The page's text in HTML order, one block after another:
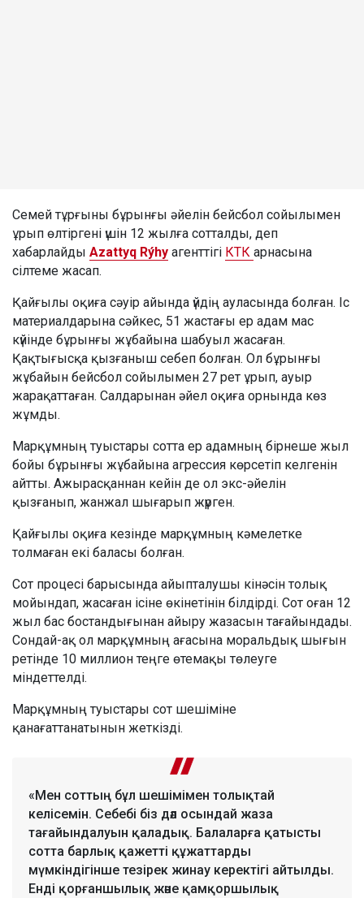
Семей тұрғыны бұрынғы әйелін бейсбол сойылымен
ұрып өлтіргені үшін 12 жылға сотталды, деп
хабарлайды Azattyq Rýhy агенттігі КТК арнасына
сілтеме жасап.
Қайғылы оқиға сәуір айында үйдің ауласында болған. Іс
материалдарына сәйкес, 51 жастағы ер адам мас
күйінде бұрынғы жұбайына шабуыл жасаған.
Қақтығысқа қызғаныш себеп болған. Ол бұрынғы
жұбайын бейсбол сойылымен 27 рет ұрып, ауыр
жарақаттаған. Салдарынан әйел оқиға орнында көз
жұмды.
Марқұмның туыстары сотта ер адамның бірнеше жыл
бойы бұрынғы жұбайына агрессия көрсетіп келгенін
айтты. Ажырасқаннан кейін де ол экс-әйелін
қызғанып, жанжал шығарып жүрген.
Қайғылы оқиға кезінде марқұмның кәмелетке
толмаған екі баласы болған.
Сот процесі барысында айыпталушы кінәсін толық
мойындап, жасаған ісіне өкінетінін білдірді. Сот оған 12
жыл бас бостандығынан айыру жазасын тағайындады.
Сондай-ақ ол марқұмның ағасына моральдық шығын
ретінде 10 миллион теңге өтемақы төлеуге
міндеттелді.
Марқұмның туыстары сот шешіміне
қанағаттанатынын жеткізді.
«Мен соттың бұл шешімімен толықтай
келісемін. Себебі біз дәл осындай жаза
тағайындалуын қаладық. Балаларға қатысты
сотта барлық қажетті құжаттарды
мүмкіндігінше тезірек жинау керектігі айтылды.
Енді қорғаншылық және қамқоршылық